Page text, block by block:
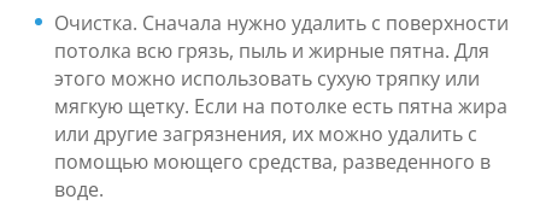
Очистка. Сначала нужно удалить с поверхности
потолка всю грязь, пыль и жирные пятна. Для
этого можно использовать сухую тряпку или
мягкую щетку. Если на потолке есть пятна жира
или другие загрязнения, их можно удалить с
помощью моющего средства, разведенного в
воде.